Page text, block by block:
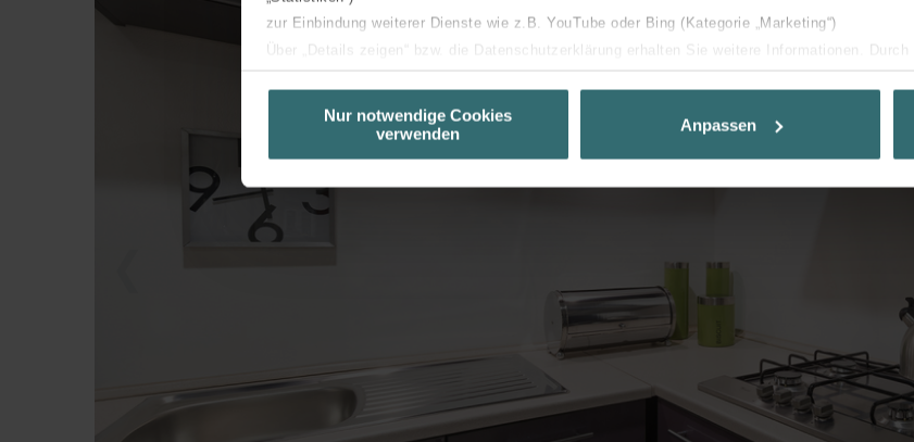
zur Einbindung weiterer Dienste wie z.B. YouTube oder Bing (Kategorie „Marketing“)
Über „Details zeigen“ bzw. die Datenschutzerklärung erhalten Sie weitere Informationen. Durch
unserer Website verwenden, um Ihnen die bestmögliche Nutzererfahrung zu ermöglichen und
basierend auf Ihren Interessen zur Verfügung zu stellen. Alle Einwilligungen können Sie
Datenschutzerklärung widerrufen.
Datenschutzerklärung der Zehnder Group
Zehnder Group Czech Republic s.r.o.: Zásady ochrany osobních údajů
Zehnder Group France: Protection des données
Zehnder Group Ibérica SAU: Política de privacidad
Zehnder Group Italia S.r.l.: Privacy
Zehnder Group İç Mekan İklimlendirme Sanayi ve Ticaret Limitet Şirketi: Web Sitesi
Nur notwendige Cookies
verwenden
Anpassen